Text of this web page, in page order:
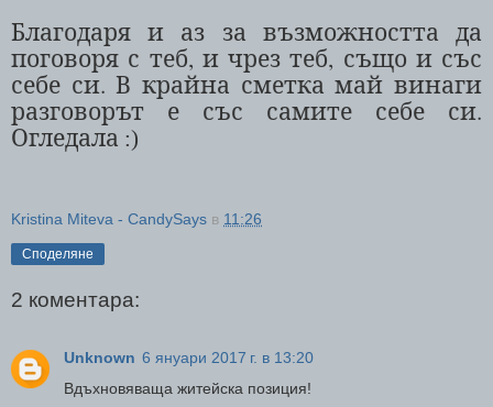
Благодаря и аз за възможността да
поговоря с теб, и чрез теб, също и със
себе си. В крайна сметка май винаги
разговорът е със самите себе си.
Огледала :)
Kristina Miteva - CandySays в 11:26
Споделяне
2 коментара:
Unknown 6 януари 2017 г. в 13:20
Вдъхновяваща житейска позиция!